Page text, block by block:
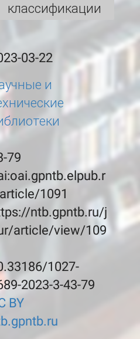
классификации
03-22
и
79
1091
ntb.gpntb.ru/j
article/view/109
1027-
2023-3-43-79
BY